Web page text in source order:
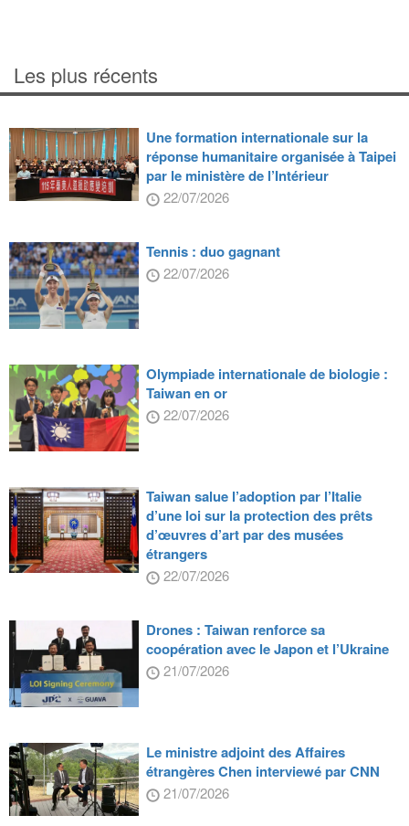
Les plus récents
Une formation internationale sur la
réponse humanitaire organisée à Taipei
par le ministère de l’Intérieur
22/07/2026
Tennis : duo gagnant
22/07/2026
Olympiade internationale de biologie :
Taiwan en or
22/07/2026
Taiwan salue l’adoption par l’Italie
d’une loi sur la protection des prêts
d’œuvres d’art par des musées
étrangers
22/07/2026
Drones : Taiwan renforce sa
coopération avec le Japon et l’Ukraine
21/07/2026
Le ministre adjoint des Affaires
étrangères Chen interviewé par CNN
21/07/2026